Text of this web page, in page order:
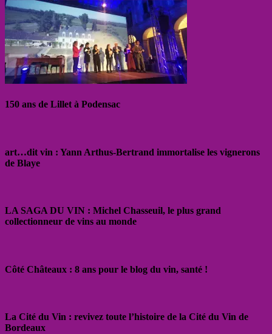
150 ans de Lillet à Podensac
art…dit vin : Yann Arthus-Bertrand immortalise les vignerons
de Blaye
LA SAGA DU VIN : Michel Chasseuil, le plus grand
collectionneur de vins au monde
Côté Châteaux : 8 ans pour le blog du vin, santé !
La Cité du Vin : revivez toute l’histoire de la Cité du Vin de
Bordeaux